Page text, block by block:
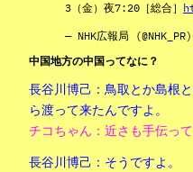
3（金）夜7:20［総合］
— NHK広報局 (@NHK_PR)
中国地方の中国ってなに？
長谷川博己：鳥取とか島根
ら渡って来たんですよ。
チコちゃん：近さも手伝って
長谷川博己：そうですよ。